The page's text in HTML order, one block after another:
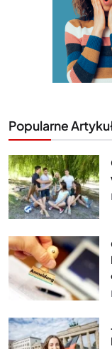
Popularne